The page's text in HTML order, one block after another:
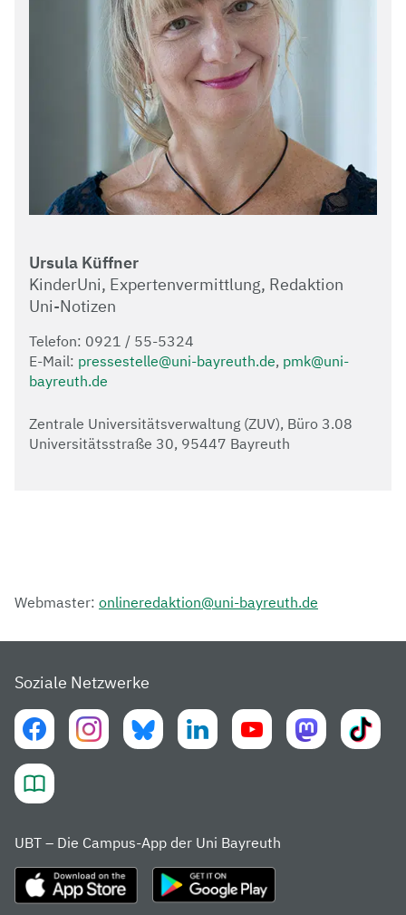
Ursula Küffner
KinderUni, Expertenvermittlung, Redaktion
Uni-Notizen
Telefon: 0921 / 55-5324
E-Mail: pressestelle@uni-bayreuth.de, pmk@uni-
bayreuth.de
Zentrale Universitätsverwaltung (ZUV), Büro 3.08
Universitätsstraße 30, 95447 Bayreuth
Webmaster: onlineredaktion@uni-bayreuth.de
Soziale Netzwerke
UBT – Die Campus-App der Uni Bayreuth